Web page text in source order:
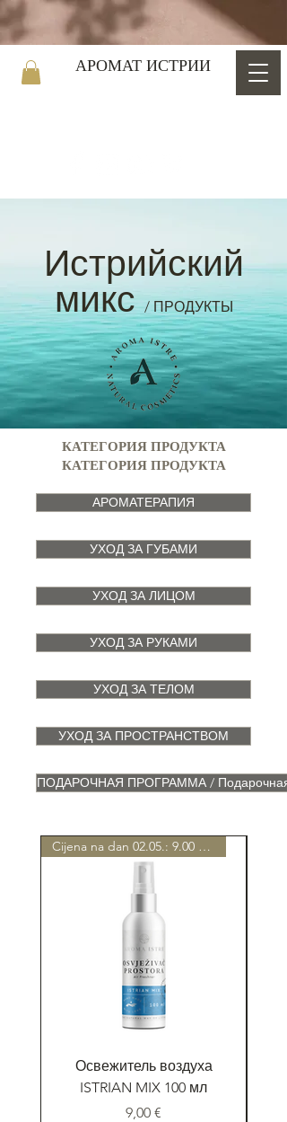
АРОМАТ ИСТРИИ
Истрийский
микс / ПРОДУКТЫ
КАТЕГОРИЯ ПРОДУКТА
КАТЕГОРИЯ ПРОДУКТА
АРОМАТЕРАПИЯ
УХОД ЗА ГУБАМИ
УХОД ЗА ЛИЦОМ
УХОД ЗА РУКАМИ
УХОД ЗА ТЕЛОМ
УХОД ЗА ПРОСТРАНСТВОМ
ПОДАРОЧНАЯ ПРОГРАММА / Подарочная
Cijena na dan 02.05.: 9.00 EUR
Освежитель воздуха
ISTRIAN MIX 100 мл
Цена
9,00 €